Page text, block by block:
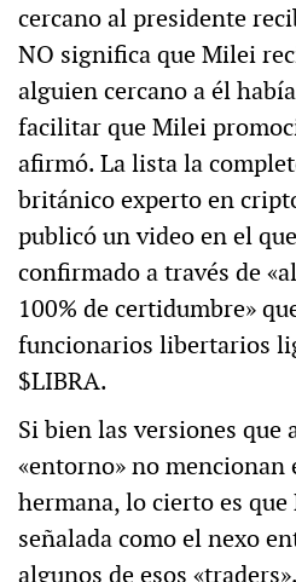
cercano al presidente
NO significa que Milei
alguien cercano a él
facilitar que Milei
afirmó. La lista la
británico experto en
publicó un video en el
confirmado a través de
100% de certidumbre»
funcionarios libertarios
$LIBRA.
Si bien las versiones que
«entorno» no mencionan
hermana, lo cierto es
señalada como el nexo
algunos de esos